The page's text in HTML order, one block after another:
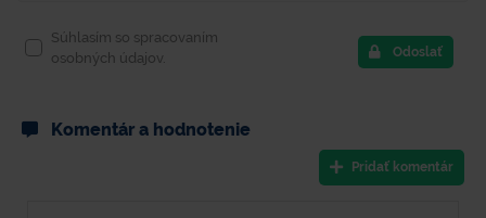
Súhlasím so spracovaním
osobných údajov.
Odoslať
Komentár a hodnotenie
Pridať komentár